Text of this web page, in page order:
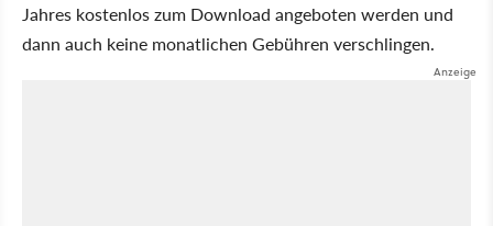
Jahres kostenlos zum Download angeboten werden und
dann auch keine monatlichen Gebühren verschlingen.